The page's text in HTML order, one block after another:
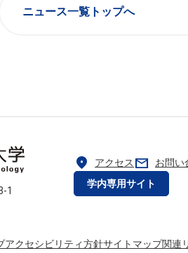
ニュース一覧トップへ
1
location_on アクセス mail
お問い
学内専用サイト
アクセシビリティ方針サイトマップ関連